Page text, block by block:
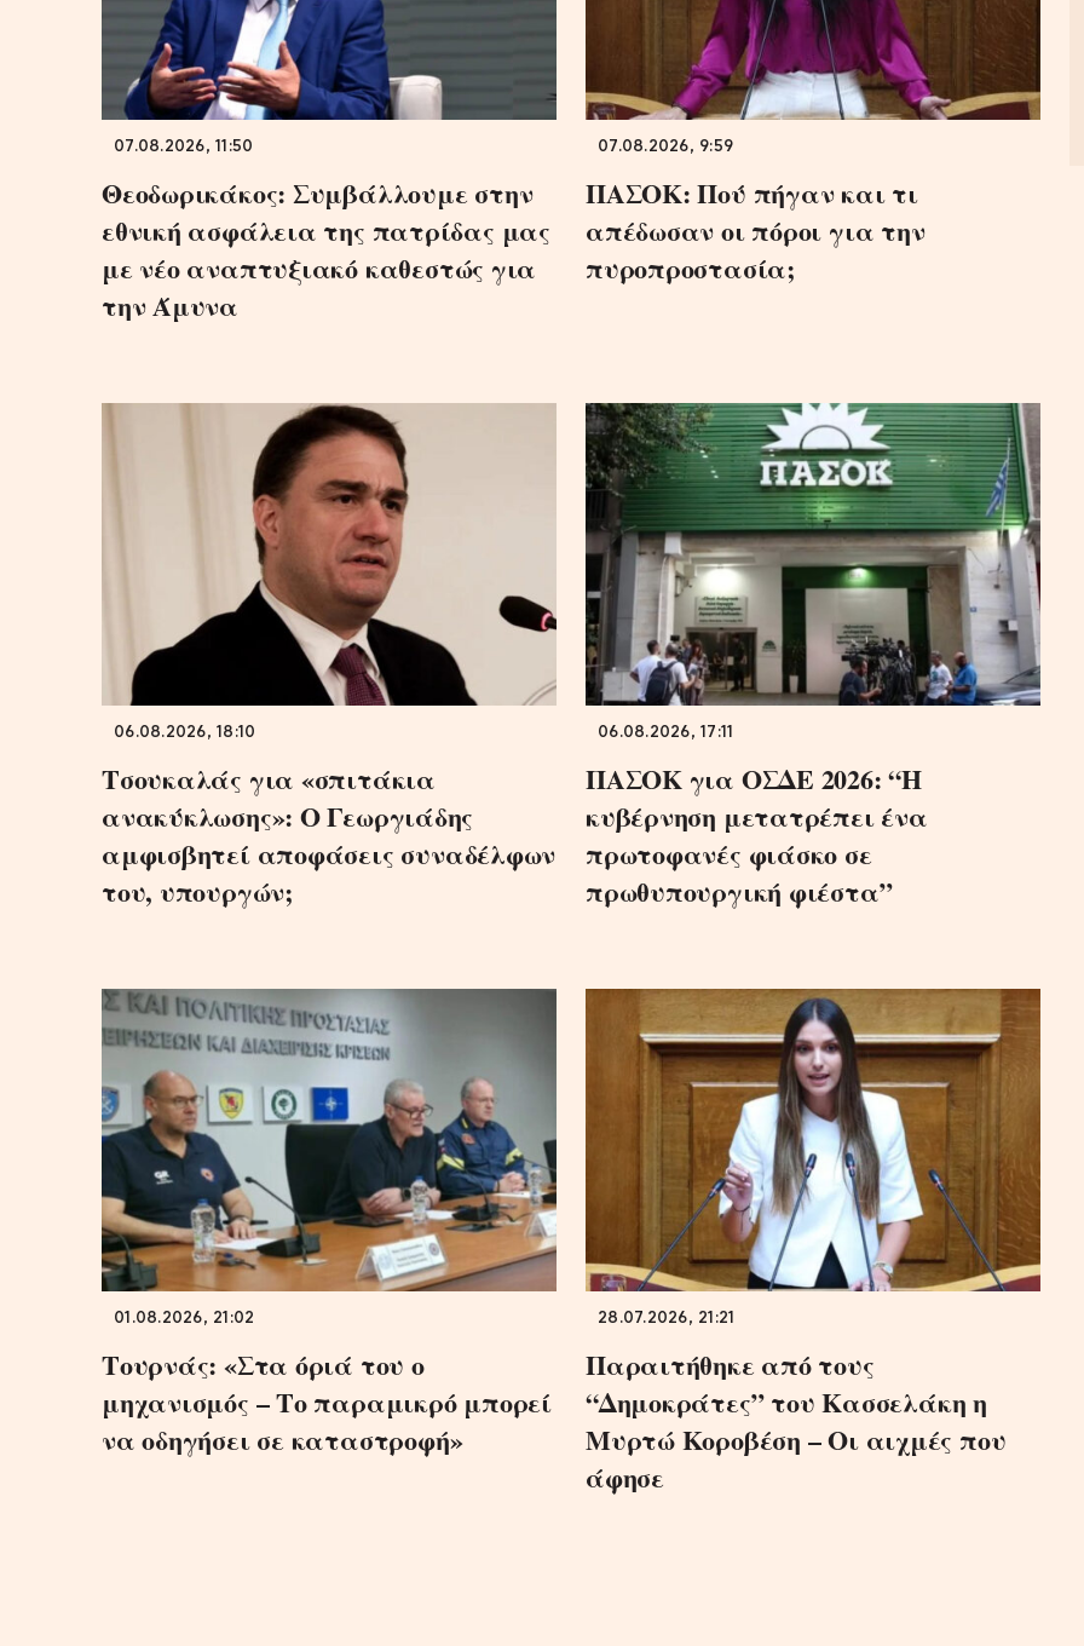
07.08.2026, 11:50
Θεοδωρικάκος: Συμβάλλουμε στην
εθνική ασφάλεια της πατρίδας μας
με νέο αναπτυξιακό καθεστώς για
την Άμυνα
07.08.2026, 9:59
ΠΑΣΟΚ: Πού πήγαν και τι
απέδωσαν οι πόροι για την
πυροπροστασία;
06.08.2026, 18:10
Τσουκαλάς για «σπιτάκια
ανακύκλωσης»: Ο Γεωργιάδης
αμφισβητεί αποφάσεις συναδέλφων
του, υπουργών;
06.08.2026, 17:11
ΠΑΣΟΚ για ΟΣΔΕ 2026: “Η
κυβέρνηση μετατρέπει ένα
πρωτοφανές φιάσκο σε
πρωθυπουργική φιέστα”
01.08.2026, 21:02
Τουρνάς: «Στα όριά του ο
μηχανισμός – Το παραμικρό μπορεί
να οδηγήσει σε καταστροφή»
28.07.2026, 21:21
Παραιτήθηκε από τους
“Δημοκράτες” του Κασσελάκη η
Μυρτώ Κοροβέση – Οι αιχμές που
άφησε